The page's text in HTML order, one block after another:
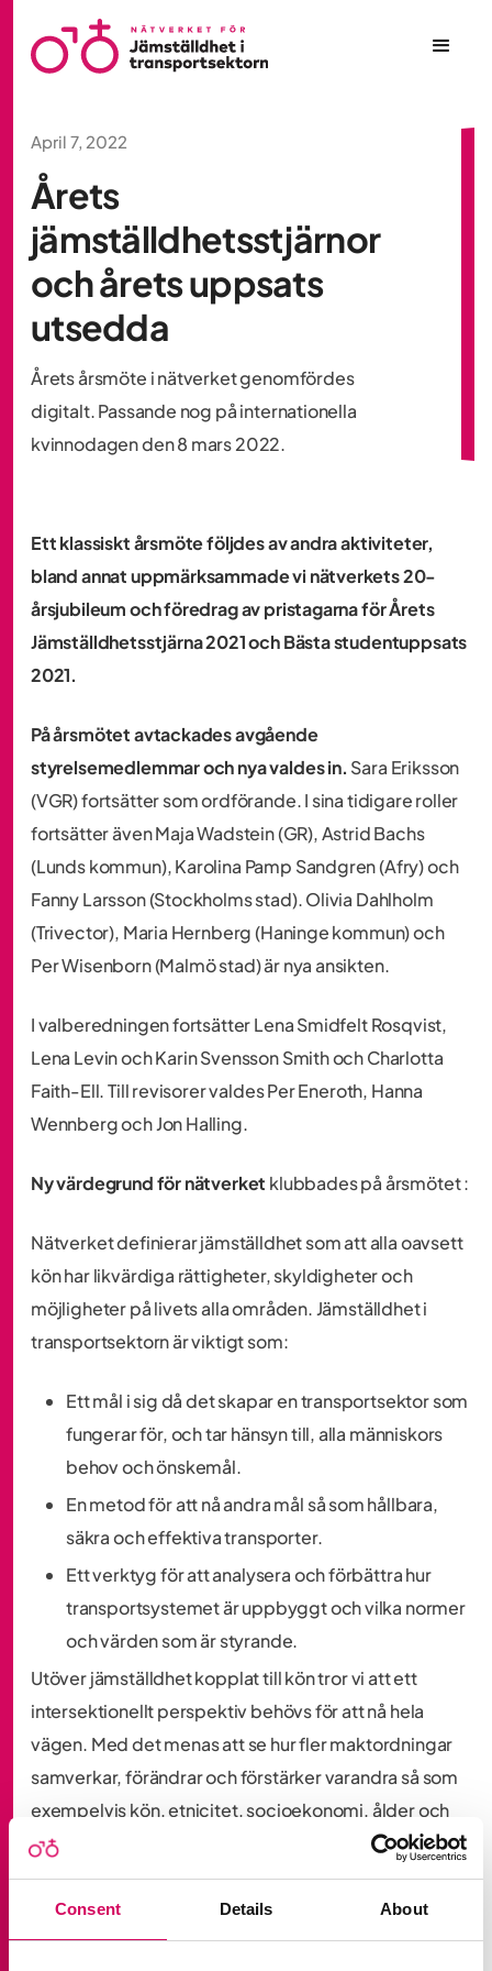
Consent Details About
April 7, 2022
Årets
jämställdhetsstjärnor
och årets uppsats
utsedda
Årets årsmöte i nätverket genomfördes
digitalt. Passande nog på internationella
kvinnodagen den 8 mars 2022.
Ett klassiskt årsmöte följdes av andra aktiviteter,
bland annat uppmärksammade vi nätverkets 20-
årsjubileum och föredrag av pristagarna för Årets
Jämställdhetsstjärna 2021 och Bästa studentuppsats
2021.
På årsmötet avtackades avgående
styrelsemedlemmar och nya valdes in. Sara Eriksson
(VGR) fortsätter som ordförande. I sina tidigare roller
fortsätter även Maja Wadstein (GR), Astrid Bachs
(Lunds kommun), Karolina Pamp Sandgren (Afry) och
Fanny Larsson (Stockholms stad). Olivia Dahlholm
(Trivector), Maria Hernberg (Haninge kommun) och
Per Wisenborn (Malmö stad) är nya ansikten.
I valberedningen fortsätter Lena Smidfelt Rosqvist,
Lena Levin och Karin Svensson Smith och Charlotta
Faith-Ell. Till revisorer valdes Per Eneroth, Hanna
Wennberg och Jon Halling.
Ny värdegrund för nätverket klubbades på årsmötet :
Nätverket definierar jämställdhet som att alla oavsett
kön har likvärdiga rättigheter, skyldigheter och
möjligheter på livets alla områden. Jämställdhet i
transportsektorn är viktigt som:
Ett mål i sig då det skapar en transportsektor som
fungerar för, och tar hänsyn till, alla människors
behov och önskemål.
En metod för att nå andra mål så som hållbara,
säkra och effektiva transporter.
Ett verktyg för att analysera och förbättra hur
transportsystemet är uppbyggt och vilka normer
och värden som är styrande.
Utöver jämställdhet kopplat till kön tror vi att ett
intersektionellt perspektiv behövs för att nå hela
vägen. Med det menas att se hur fler maktordningar
samverkar, förändrar och förstärker varandra så som
exempelvis kön, etnicitet, socioekonomi, ålder och
funktionsförmåga. Ledord för nätverket är alltid kön,
aldrig bara kön.
Nätverkets 20 års-jubileum uppmärksammades